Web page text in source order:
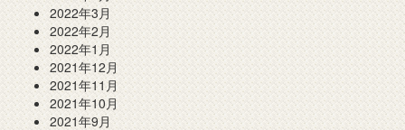
2022年3月
2022年2月
2022年1月
2021年12月
2021年11月
2021年10月
2021年9月